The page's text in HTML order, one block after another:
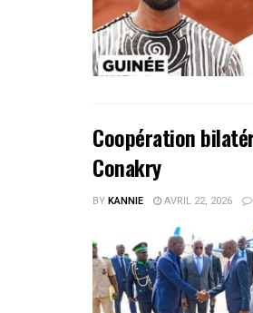
Coopération
Conakry
BYKANNIE AVRIL 22, 2026